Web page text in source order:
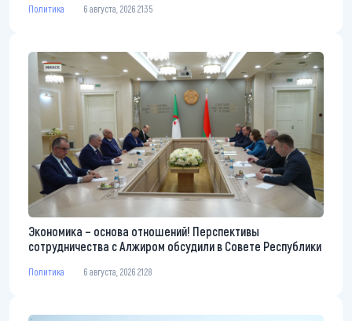
Политика 6 августа, 2026 21:35
Экономика – основа отношений! Перспективы
сотрудничества с Алжиром обсудили в Совете Республики
Политика 6 августа, 2026 21:28